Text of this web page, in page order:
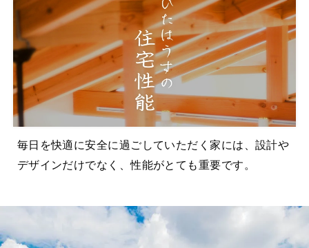
毎日を快適に安全に過ごしていただく家には、設計や
デザインだけでなく、性能がとても重要です。